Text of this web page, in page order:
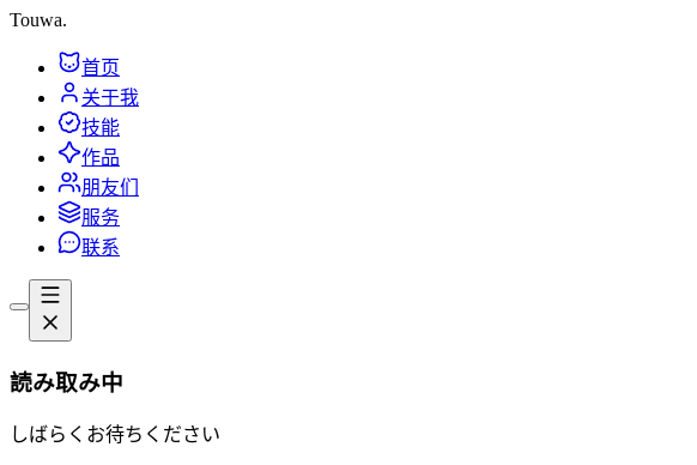
Touwa.
首页
关于我
技能
作品
朋友们
服务
联系
読み取み中
しばらくお待ちください